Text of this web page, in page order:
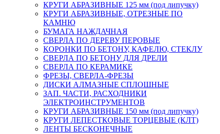
КРУГИ АБРАЗИВНЫЕ 125 мм (под липучку)
КРУГИ АБРАЗИВНЫЕ, ОТРЕЗНЫЕ ПО
КАМНЮ
БУМАГА НАЖДАЧНАЯ
СВЕРЛА ПО ДЕРЕВУ ПЕРОВЫЕ
КОРОНКИ ПО БЕТОНУ, КАФЕЛЮ, СТЕКЛУ
СВЕРЛА ПО БЕТОНУ ДЛЯ ДРЕЛИ
СВЕРЛА ПО КЕРАМИКЕ
ФРЕЗЫ, СВЕРЛА-ФРЕЗЫ
ДИСКИ АЛМАЗНЫЕ СПЛОШНЫЕ
ЗАП. ЧАСТИ, РАСХОДНИКИ
ЭЛЕКТРОИНСТРУМЕНТОВ
КРУГИ АБРАЗИВНЫЕ 150 мм (под липучку)
КРУГИ ЛЕПЕСТКОВЫЕ ТОРЦЕВЫЕ (КЛТ)
ЛЕНТЫ БЕСКОНЕЧНЫЕ